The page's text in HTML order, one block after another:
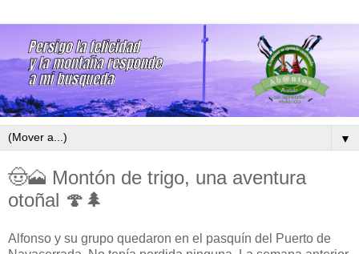
▼
🤠🗻 Montón de trigo, una aventura
otoñal 🍄🌲
Alfonso y su grupo quedaron en el pasquín del Puerto de